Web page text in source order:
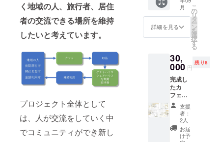
く地域の人、旅行者、居住
者の交流できる場所を維持
したいと考えています。
プロジェクト全体として
は、人が交流をしていく中
でコミュニティができ新し
が変わ
ります
が概ね
下記の
す。
【第1
期】
2019年
7月26日
から8月
6日の期
間、7月
26日か
ら8月1
日まで
ければ
全国ど
こまで
も行き
させて
くださ
い。施
工、リ
フォー
ム、リ
ノベー
ショ
ン、コ
ンバー
ジョン
援を基
に佐渡
島に関
係人口
が増え
邁進い
たしま
しま
す！
月
詳細を見る
こ
の
リ
タ
ー
ン
を
選
択
す
る
30,
000 円
残り8
完成し
たカ
フェラ
ウンジ
を1日～
5日間貸
し切
り！厨
支援
者：
2人
お届
け予